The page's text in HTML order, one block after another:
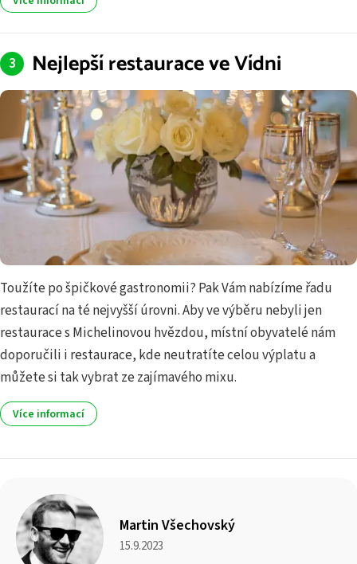
Nejlepší restaurace ve Vídni
Toužíte po špičkové gastronomii? Pak Vám nabízíme řadu
restaurací na té nejvyšší úrovni. Aby ve výběru nebyli jen
restaurace s Michelinovou hvězdou, místní obyvatelé nám
doporučili i restaurace, kde neutratíte celou výplatu a
můžete si tak vybrat ze zajímavého mixu.
Více informací
Martin Všechovský
15.9.2023